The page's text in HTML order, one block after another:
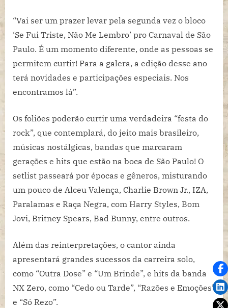
“Vai ser um prazer levar pela segunda vez o bloco
‘Se Fui Triste, Não Me Lembro’ pro Carnaval de São
Paulo. É um momento diferente, onde as pessoas se
permitem curtir! Para a galera, a edição desse ano
terá novidades e participações especiais. Nos
encontramos lá”.
Os foliões poderão curtir uma verdadeira “festa do
rock”, que contemplará, do jeito mais brasileiro,
músicas nostálgicas, bandas que marcaram
gerações e hits que estão na boca de São Paulo! O
setlist passeará por épocas e gêneros, misturando
um pouco de Alceu Valença, Charlie Brown Jr., IZA,
Paralamas e Raça Negra, com Harry Styles, Bom
Jovi, Britney Spears, Bad Bunny, entre outros.
Além das reinterpretações, o cantor ainda
apresentará grandes sucessos da carreira solo,
como “Outra Dose” e “Um Brinde”, e hits da banda
NX Zero, como “Cedo ou Tarde”, “Razões e Emoções”
e “Só Rezo”.